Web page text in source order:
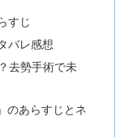
すじ
バレ感想
去勢手術で未
のあらすじとネ